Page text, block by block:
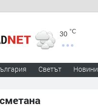
30 °C
Светът Новини